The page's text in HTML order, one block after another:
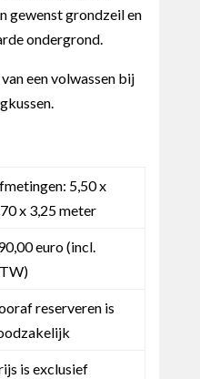
gewenst grondzeil en
ondergrond.
een volwassen bij
5,50 x
x 3,25 meter
euro (incl.
reserveren is
is exclusief